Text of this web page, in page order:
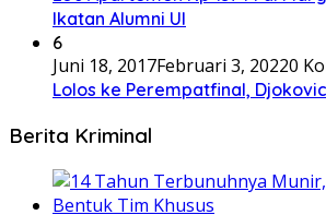
Ikatan Alumni UI
6
Juni 18, 2017Februari 3, 20220
Lolos ke Perempatfinal,
Berita Kriminal